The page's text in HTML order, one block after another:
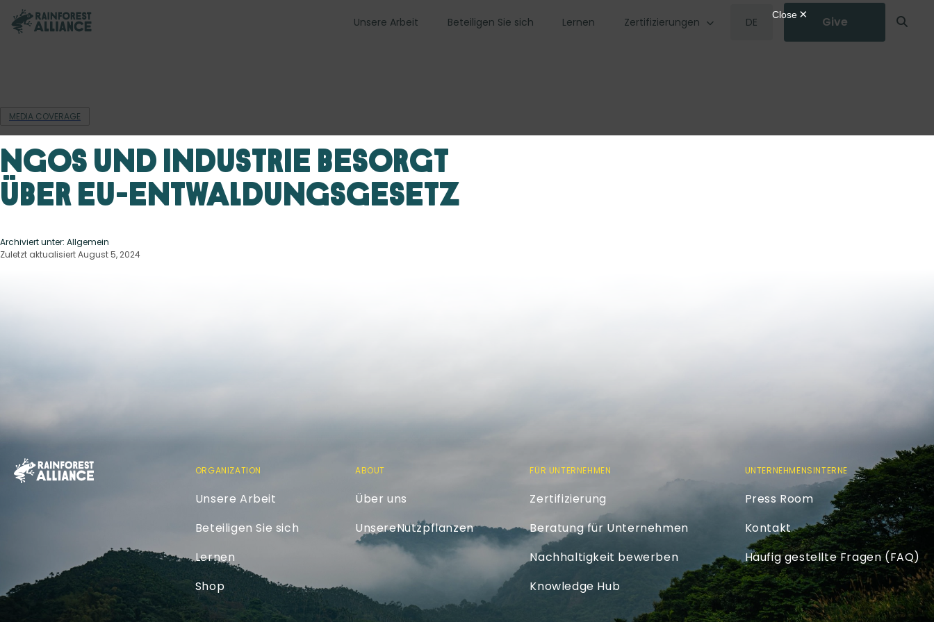
Unsere Arbeit Beteiligen Sie sich Lernen Zertifizierungen DE Give
MEDIA COVERAGE
NGOs und Industrie besorgt
über EU-Entwaldungsgesetz
Archiviert unter: Allgemein
Zuletzt aktualisiert August 5, 2024
ORGANIZATION
Unsere Arbeit
Beteiligen Sie sich
Lernen
Shop
ABOUT
Über uns
UnsereNutzpflanzen
FÜR UNTERNEHMEN
Zertifizierung
Beratung für Unternehmen
Nachhaltigkeit bewerben
Knowledge Hub
UNTERNEHMENSINTERNE
Press Room
Kontakt
Häufig gestellte Fragen (FAQ)